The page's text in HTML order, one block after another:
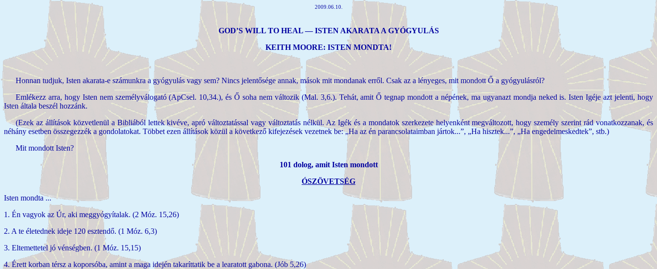
2009.06.10.
GOD’S WILL TO HEAL — ISTEN AKARATA A GYÓGYULÁS
KEITH MOORE: ISTEN MONDTA!
Honnan tudjuk, Isten akarata-e számunkra a gyógyulás vagy sem? Nincs jelentősége annak, mások mit mondanak erről. Csak az a lényeges, mit mondott Ő a gyógyulásról?
Emlékezz arra, hogy Isten nem személyválogató (ApCsel. 10,34.), és Ő soha nem változik (Mal. 3,6.). Tehát, amit Ő tegnap mondott a népének, ma ugyanazt mondja neked is. Isten Igéje azt jelenti, hogy
Isten általa beszél hozzánk.
(Ezek az állítások közvetlenül a Bibliából lettek kivéve, apró változtatással vagy változtatás nélkül. Az Igék és a mondatok szerkezete helyenként megváltozott, hogy személy szerint rád vonatkozzanak, és
néhány esetben összegezzék a gondolatokat. Többet ezen állítások közül a következő kifejezések vezetnek be: „Ha az én parancsolataimban jártok...”, „Ha hisztek...”, „Ha engedelmeskedtek”, stb.)
Mit mondott Isten?
101 dolog, amit Isten mondott
ÓSZÖVETSÉG
Isten mondta ...
1. Én vagyok az Úr, aki meggyógyítalak. (2 Móz. 15,26)
2. A te életednek ideje 120 esztendő. (1 Móz. 6,3)
3. Eltemettetel jó vénségben. (1 Móz. 15,15)
4. Érett korban térsz a koporsóba, amint a maga idején takaríttatik be a learatott gabona. (Jób 5,26)